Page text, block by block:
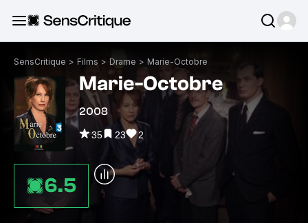
SensCritique > Films > Drame > Marie-Octobre
Marie-Octobre
2008
35 23 2
6.5